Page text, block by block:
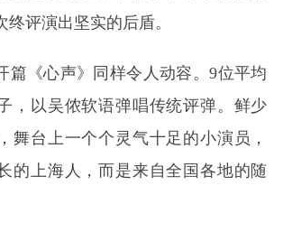
评演出坚实的后盾。
篇《心声》同样令人动容。9位平均
，以吴侬软语弹唱传统评弹。鲜少
舞台上一个个灵气十足的小演员，
的上海人，而是来自全国各地的随